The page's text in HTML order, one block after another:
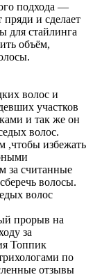
подхода —
пряди и сделает
для стайлинга
объём,
волос и
участков
и так же он
волос.
,чтобы избежать
за считанные
волосы.
прорыв на
за
Топпик
по
отзывы